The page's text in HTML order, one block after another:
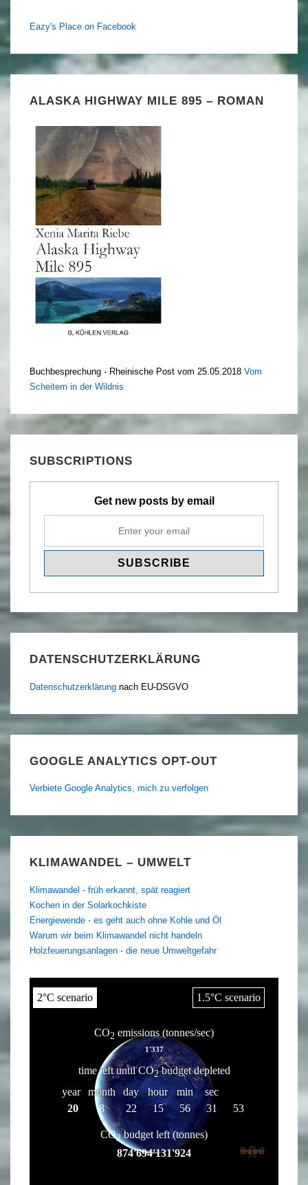
Eazy's Place on Facebook
ALASKA HIGHWAY MILE 895 – ROMAN
Buchbesprechung - Rheinische Post vom 25.05.2018 Vom
Scheitern in der Wildnis
SUBSCRIPTIONS
Get new posts by email
DATENSCHUTZERKLÄRUNG
Datenschutzerklärung nach EU-DSGVO
GOOGLE ANALYTICS OPT-OUT
Verbiete Google Analytics, mich zu verfolgen
KLIMAWANDEL – UMWELT
Klimawandel - früh erkannt, spät reagiert
Kochen in der Solarkochkiste
Energiewende - es geht auch ohne Kohle und Öl
Warum wir beim Klimawandel nicht handeln
Holzfeuerungsanlagen - die neue Umweltgefahr